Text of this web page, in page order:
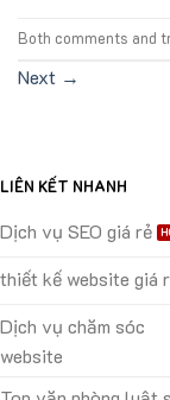
Both comments and
Next →
LIÊN KẾT NHANH
Dịch vụ SEO giá rẻ
thiết kế website giá
Dịch vụ chăm sóc
website